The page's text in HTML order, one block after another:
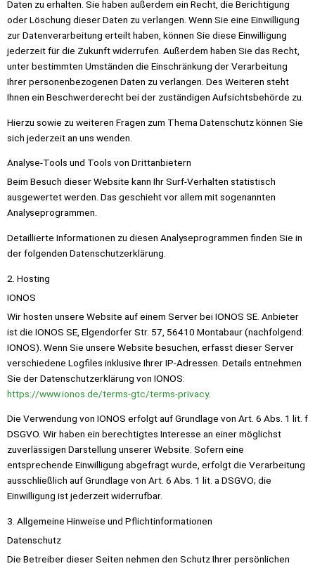
Daten zu erhalten. Sie haben außerdem ein Recht, die Berichtigung
oder Löschung dieser Daten zu verlangen. Wenn Sie eine Einwilligung
zur Datenverarbeitung erteilt haben, können Sie diese Einwilligung
jederzeit für die Zukunft widerrufen. Außerdem haben Sie das Recht,
unter bestimmten Umständen die Einschränkung der Verarbeitung
Ihrer personenbezogenen Daten zu verlangen. Des Weiteren steht
Ihnen ein Beschwerderecht bei der zuständigen Aufsichtsbehörde zu.
Hierzu sowie zu weiteren Fragen zum Thema Datenschutz können Sie
sich jederzeit an uns wenden.
Analyse-Tools und Tools von Dritt­anbietern
Beim Besuch dieser Website kann Ihr Surf-Verhalten statistisch
ausgewertet werden. Das geschieht vor allem mit sogenannten
Analyseprogrammen.
Detaillierte Informationen zu diesen Analyseprogrammen finden Sie in
der folgenden Datenschutzerklärung.
2. Hosting
IONOS
Wir hosten unsere Website auf einem Server bei IONOS SE. Anbieter
ist die IONOS SE, Elgendorfer Str. 57, 56410 Montabaur (nachfolgend:
IONOS). Wenn Sie unsere Website besuchen, erfasst dieser Server
verschiedene Logfiles inklusive Ihrer IP-Adressen. Details entnehmen
Sie der Datenschutzerklärung von IONOS:
https://www.ionos.de/terms-gtc/terms-privacy.
Die Verwendung von IONOS erfolgt auf Grundlage von Art. 6 Abs. 1 lit. f
DSGVO. Wir haben ein berechtigtes Interesse an einer möglichst
zuverlässigen Darstellung unserer Website. Sofern eine
entsprechende Einwilligung abgefragt wurde, erfolgt die Verarbeitung
ausschließlich auf Grundlage von Art. 6 Abs. 1 lit. a DSGVO; die
Einwilligung ist jederzeit widerrufbar.
3. Allgemeine Hinweise und Pflicht­informationen
Datenschutz
Die Betreiber dieser Seiten nehmen den Schutz Ihrer persönlichen